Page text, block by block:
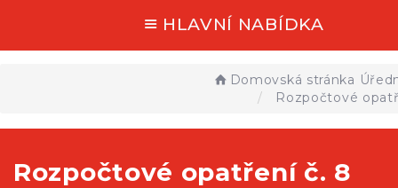
HLAVNÍ NABÍDKA
Domovská stránka
Rozpočtové
Rozpočtové opatření č. 8